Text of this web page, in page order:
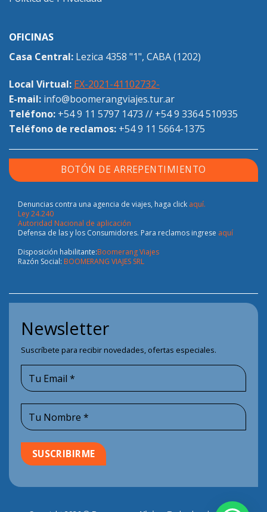
OFICINAS
Casa Central: Lezica 4358 "1", CABA (1202)
Local Virtual: EX-2021-41102732-
E-mail: info@boomerangviajes.tur.ar
Teléfono: +54 9 11 5797 1473 // +54 9 3364 510935
Teléfono de reclamos: +54 9 11 5664-1375
BOTÓN DE ARREPENTIMIENTO
Denuncias contra una agencia de viajes, haga click aquí.
Ley 24.240
Autoridad Nacional de aplicación
Defensa de las y los Consumidores. Para reclamos ingrese aquí
Disposición habilitante:Boomerang Viajes
Razón Social: BOOMERANG VIAJES SRL
Newsletter
Suscríbete para recibir novedades, ofertas especiales.